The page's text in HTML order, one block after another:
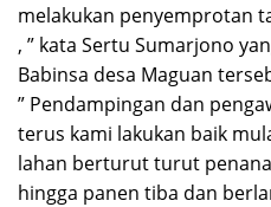
melakukan penyemprotan
, ” kata Sertu Sumarjono
Babinsa desa Maguan
” Pendampingan dan
terus kami lakukan baik
lahan berturut turut
hingga panen tiba dan